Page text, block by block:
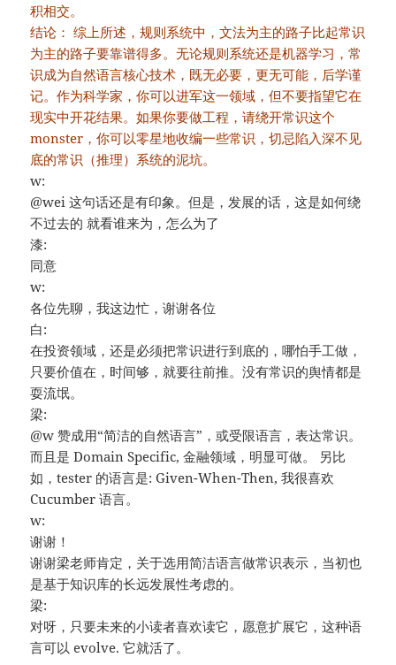
积相交。
结论： 综上所述，规则系统中，文法为主的路子比起常识
为主的路子要靠谱得多。无论规则系统还是机器学习，常
识成为自然语言核心技术，既无必要，更无可能，后学谨
记。作为科学家，你可以进军这一领域，但不要指望它在
现实中开花结果。如果你要做工程，请绕开常识这个
monster，你可以零星地收编一些常识，切忌陷入深不见
底的常识（推理）系统的泥坑。
w:
@wei 这句话还是有印象。但是，发展的话，这是如何绕
不过去的 就看谁来为，怎么为了
漆:
同意
w:
各位先聊，我这边忙，谢谢各位
白:
在投资领域，还是必须把常识进行到底的，哪怕手工做，
只要价值在，时间够，就要往前推。没有常识的舆情都是
耍流氓。
梁:
@w 赞成用“简洁的自然语言”，或受限语言，表达常识。
而且是 Domain Specific, 金融领域，明显可做。 另比
如，tester 的语言是: Given-When-Then, 我很喜欢
Cucumber 语言。
w:
谢谢！
谢谢梁老师肯定，关于选用简洁语言做常识表示，当初也
是基于知识库的长远发展性考虑的。
梁:
对呀，只要未来的小读者喜欢读它，愿意扩展它，这种语
言可以 evolve. 它就活了。